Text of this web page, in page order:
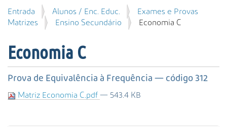
i
s
P
e
u
s
A
Entrada Alunos / Enc. Educ.
Exames e Provas
Matrizes
Ensino Secundário Economia C
Economia C
Prova de Equivalência à Frequência — código 312
Matriz Economia C.pdf — 543.4 KB